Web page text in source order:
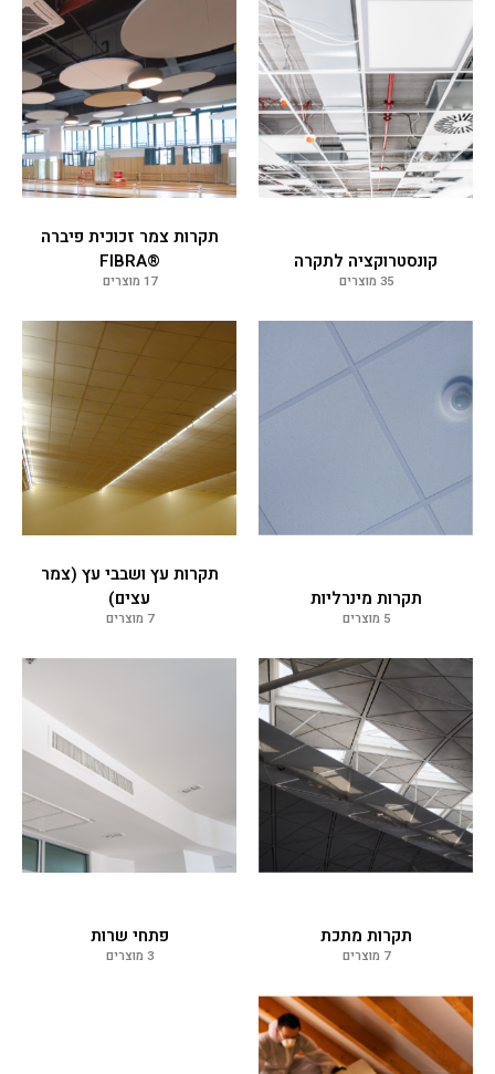
קונסטרוקציה לתקרה
35 מוצרים
תקרות צמר זכוכית פיברה
®FIBRA
17 מוצרים
תקרות מינרליות
5 מוצרים
תקרות עץ ושבבי עץ (צמר
עצים)
7 מוצרים
תקרות מתכת
7 מוצרים
פתחי שרות
3 מוצרים